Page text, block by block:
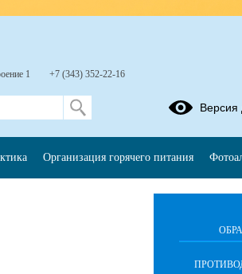
1 +7 (343) 352-22-16
Версия
Организация горячего питания